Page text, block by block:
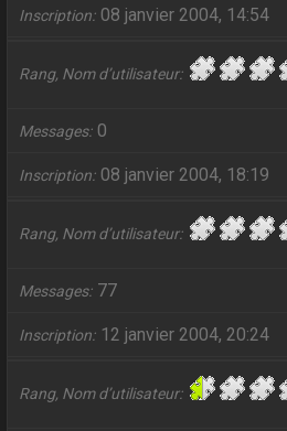
Inscription 08 janvier 2004, 14:54
Rang, Nom d’utilisateur
Messages 0
Inscription 08 janvier 2004, 18:19
Rang, Nom d’utilisateur
Messages 77
Inscription 12 janvier 2004, 20:24
Rang, Nom d’utilisateur